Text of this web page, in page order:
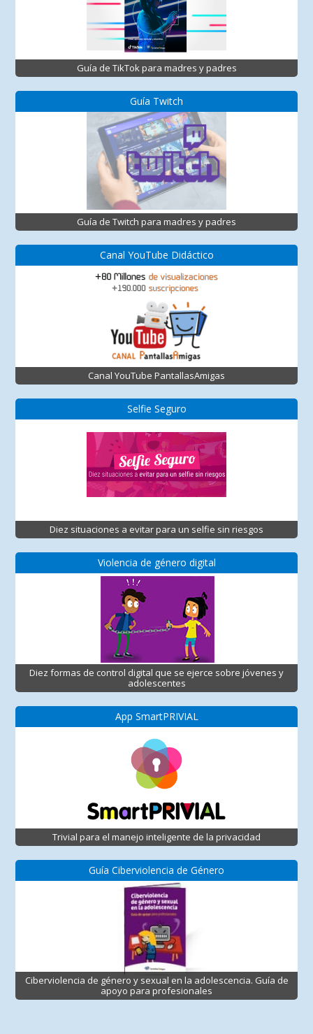
Guía de TikTok para madres y padres
Guía Twitch
Guía de Twitch para madres y padres
Canal YouTube Didáctico
Canal YouTube PantallasAmigas
Selfie Seguro
Diez situaciones a evitar para un selfie sin riesgos
Violencia de género digital
Diez formas de control digital que se ejerce sobre jóvenes y
adolescentes
App SmartPRIVIAL
Trivial para el manejo inteligente de la privacidad
Guía Ciberviolencia de Género
Ciberviolencia de género y sexual en la adolescencia. Guía de
apoyo para profesionales